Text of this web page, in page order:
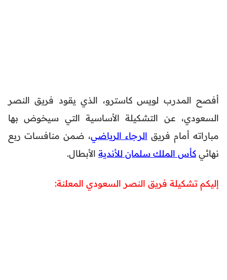
أفصح المدرب لويس كاسترو، الذي يقود فريق النصر
السعودي، عن التشكيلة الأساسية التي سيخوض بها
مباراته أمام فريق الرجاء الرياضي، ضمن منافسات ربع
نهائي كأس الملك سلمان للأندية الأبطال.
إليكم تشكيلة فريق النصر السعودي المعلنة: